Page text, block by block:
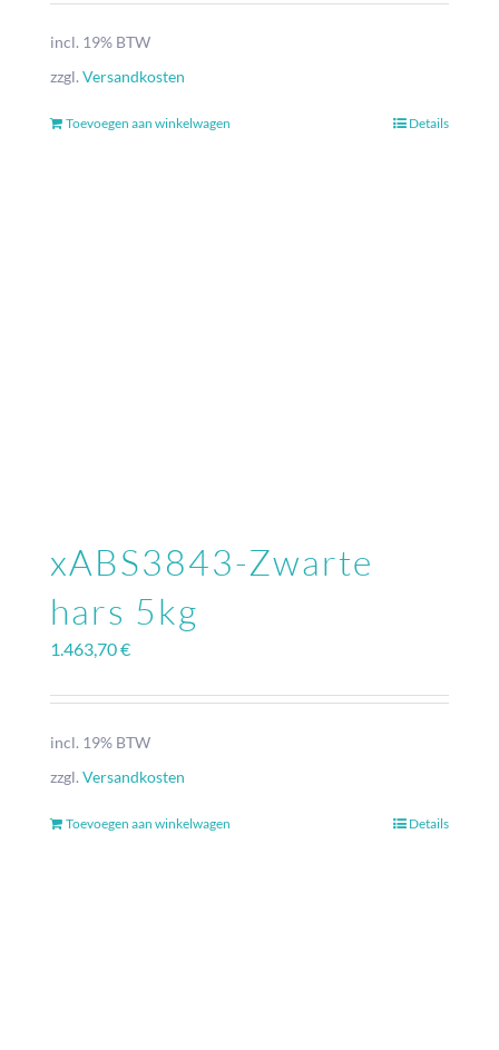
incl. 19% BTW
zzgl. Versandkosten
Toevoegen aan winkelwagen Details
xABS3843-Zwarte
hars 5kg
1.463,70€
incl. 19% BTW
zzgl. Versandkosten
Toevoegen aan winkelwagen Details